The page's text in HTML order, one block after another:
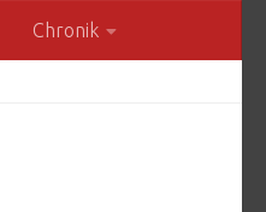
Chronik